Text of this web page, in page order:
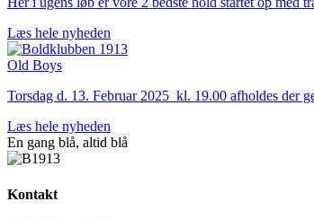
Læs hele nyheden
Old Boys
Torsdag d. 13. Februar 2025 kl. 19.00 afholdes der
Læs hele nyheden
En gang blå, altid blå
Kontakt